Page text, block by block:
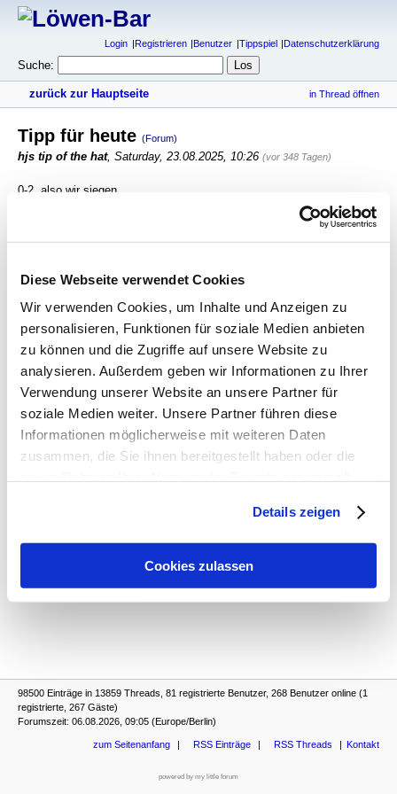
Diese Webseite verwendet Cookies
Wir verwenden Cookies, um Inhalte und Anzeigen zu
personalisieren, Funktionen für soziale Medien anbieten
zu können und die Zugriffe auf unsere Website zu
analysieren. Außerdem geben wir Informationen zu Ihrer
Verwendung unserer Website an unsere Partner für
soziale Medien weiter. Unsere Partner führen diese
Informationen möglicherweise mit weiteren Daten
zusammen, die Sie ihnen bereitgestellt haben oder die
Sie unsere Webseite weiterhin nutzen.
Details zeigen
Cookies zulassen
Login Registrieren Benutzer Tippspiel Datenschutzerklärung
Suche:
zurück zur Hauptseite in Thread öffnen
Tipp für heute (Forum)
hjs tip of the hat, Saturday, 23.08.2025, 10:26 (vor 348 Tagen)
0-2, also wir siegen.
623 Views
gesamter Thread:
Tipp für heute-hjs tip of the hat,23.08.2025, 10:26
Tipp für heute- Zausl,23.08.2025, 12:17
Tipp für heute
tomtom 23.08.2025, 13:03
98500 Einträge in 13859 Threads, 81 registrierte Benutzer, 268 Benutzer online (1
registrierte, 267 Gäste)
Forumszeit: 06.08.2026, 09:05 (Europe/Berlin)
zum Seitenanfang RSS Einträge RSS Threads Kontakt
powered by my little forum